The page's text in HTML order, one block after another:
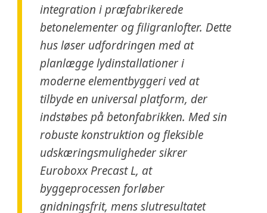
integration i præfabrikerede
betonelementer og filigranlofter. Dette
hus løser udfordringen med at
planlægge lydinstallationer i
moderne elementbyggeri ved at
tilbyde en universal platform, der
indstøbes på betonfabrikken. Med sin
robuste konstruktion og fleksible
udskæringsmuligheder sikrer
Euroboxx Precast L, at
byggeprocessen forløber
gnidningsfrit, mens slutresultatet